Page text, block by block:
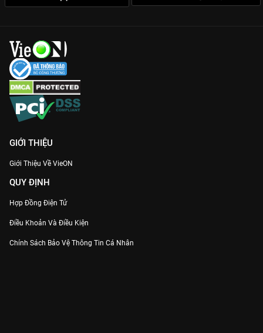
GIỚI THIỆU
Giới Thiệu Về VieON
QUY ĐỊNH
Hợp Đồng Điện Tử
Điều Khoản Và Điều Kiện
Chính Sách Bảo Vệ Thông Tin Cá Nhân